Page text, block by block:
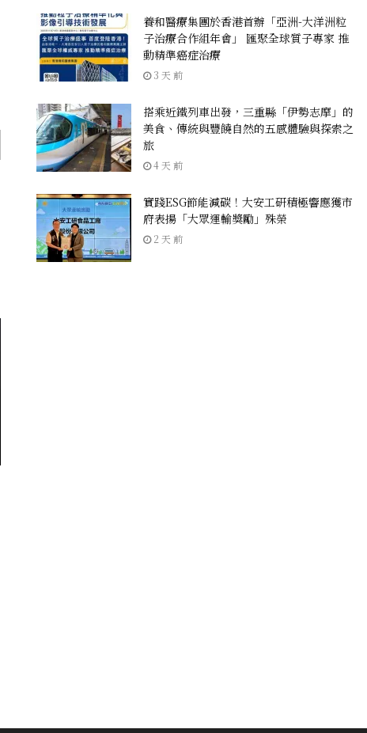
養和醫療集團於香港首辦「亞洲-大洋洲粒
子治療合作組年會」 匯聚全球質子專家 推
動精準癌症治療
3 天 前
搭乘近鐵列車出發，三重縣「伊勢志摩」的
美食、傳統與豐饒自然的五感體驗與探索之
旅
4 天 前
實踐ESG節能減碳！大安工研積極響應獲市
府表揚「大眾運輸獎勵」殊榮
2 天 前